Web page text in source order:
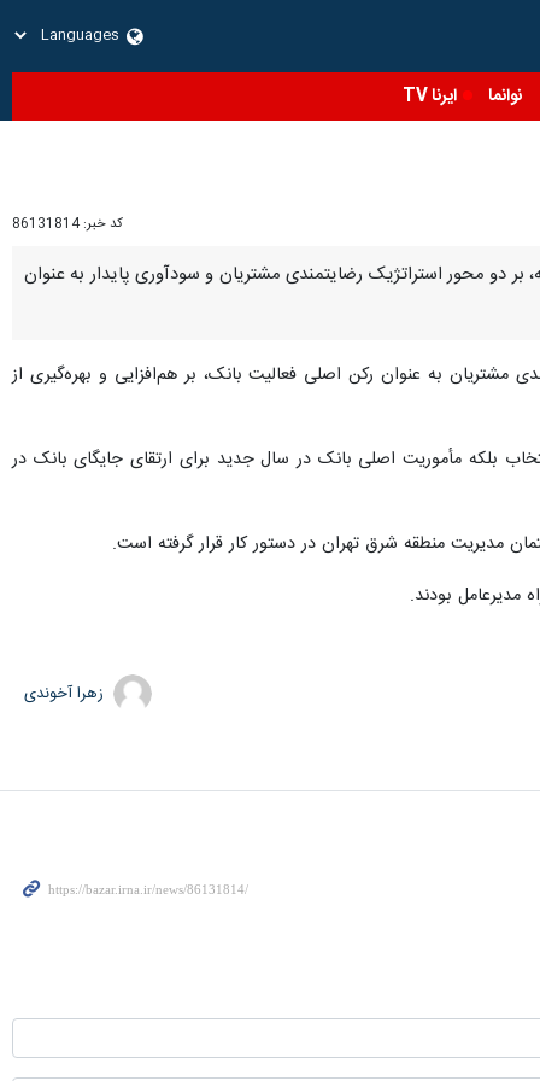
نوانما ایرنا TV
کد خبر: 86131814
دو محور استراتژیک رضایتمندی مشتریان و سودآوری پایدار به عنوان
مشتریان به عنوان رکن اصلی فعالیت بانک، بر هم‌افزایی و بهره‌گیری از
بلکه مأموریت اصلی بانک در سال جدید برای ارتقای جایگای بانک در
مدیریت منطقه شرق تهران در دستور کار قرار گرفته است.
مدیرعامل بودند.
زهرا آخوندی